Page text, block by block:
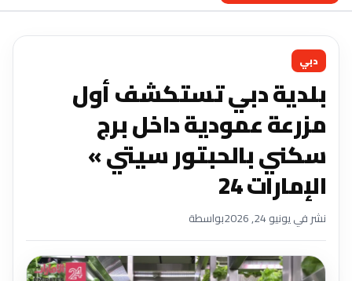
دبي
بلدية دبي تستكشف أول
مزرعة عمودية داخل برج
سكني بالحبتور سيتي »
الإمارات 24
نشر في يونيو 24, 2026 بواسطة